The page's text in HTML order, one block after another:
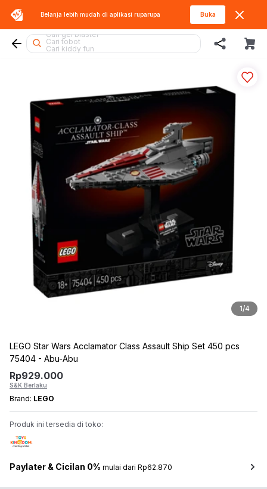
Belanja lebih mudah di aplikasi ruparupa Buka
Cari squishy
Cari gel blaster
Cari tobot
Cari kiddy fun
Cari miffy
Cari marvel legends
Cari pokemon
Cari hello kitty
Cari lego botanicals
Cari diecast
Cari beyblade
Cari spiderman
Cari batman
Cari sylvanian
Cari rolife sanrio
Cari barbie
1/4
LEGO Star Wars Acclamator Class Assault Ship Set 450 pcs
75404 - Abu-Abu
Rp929.000
S&K Berlaku
Brand: LEGO
Produk ini tersedia di toko:
Paylater & Cicilan 0% mulai dari Rp62.870